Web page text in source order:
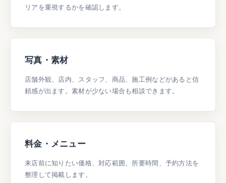
リアを重視するかを確認します。
写真・素材
店舗外観、店内、スタッフ、商品、施工例などがあると信
頼感が出ます。素材が少ない場合も相談できます。
料金・メニュー
来店前に知りたい価格、対応範囲、所要時間、予約方法を
整理して掲載します。